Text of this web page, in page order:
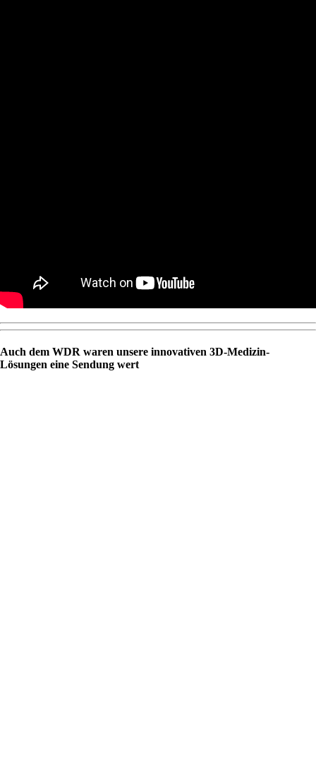
Auch dem WDR waren unsere innovativen 3D-Medizin-
Lösungen eine Sendung wert